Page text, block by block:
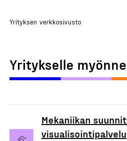
Yrityksen verkkosivusto
Yritykselle
Mekaniikan
visualisointipalvelu